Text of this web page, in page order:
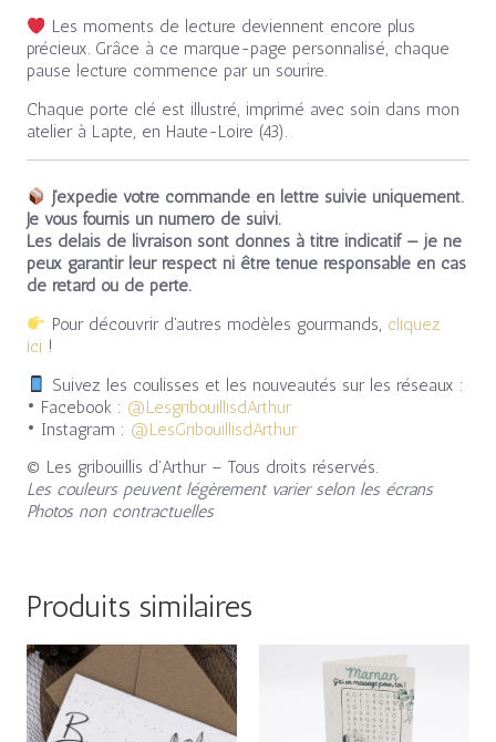
Les moments de lecture deviennent encore plus
précieux. Grâce à ce marque-page personnalisé, chaque
pause lecture commence par un sourire.
Chaque porte clé est illustré, imprimé avec soin dans mon
atelier à Lapte, en Haute-Loire (43).
J’expédie votre commande en lettre suivie uniquement.
Je vous fournis un numéro de suivi.
Les délais de livraison sont donnés à titre indicatif — je ne
peux garantir leur respect ni être tenue responsable en cas
de retard ou de perte.
Pour découvrir d’autres modèles gourmands, cliquez
ici !
Suivez les coulisses et les nouveautés sur les réseaux :
• Facebook : @LesgribouillisdArthur
• Instagram : @LesGribouillisdArthur
© Les gribouillis d’Arthur – Tous droits réservés.
Les couleurs peuvent légèrement varier selon les écrans
Photos non contractuelles
Produits similaires